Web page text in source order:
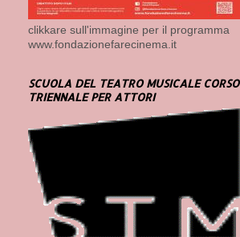
clikkare sull'immagine per il programma
www.fondazionefarecinema.it
SCUOLA DEL TEATRO MUSICALE CORSO
TRIENNALE PER ATTORI